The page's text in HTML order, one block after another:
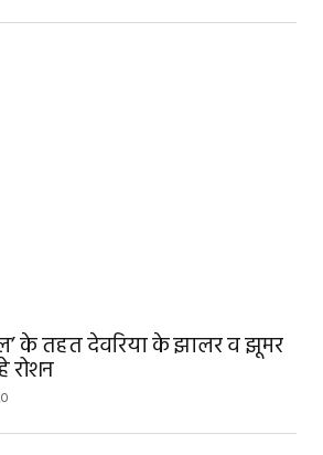
के तहत देवरिया के झालर व झूमर
रोशन